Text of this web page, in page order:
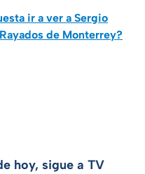
ir a ver a Sergio
de Monterrey?
hoy, sigue a TV